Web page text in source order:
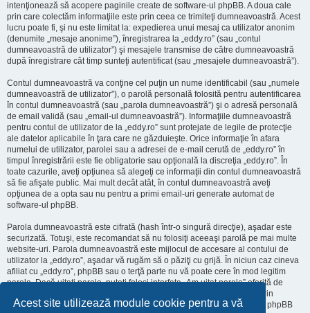
Acest site utilizează module cookie pentru a vă
intenţionează să acopere paginile create de software-ul phpBB. A doua cale
prin care colectăm informaţiile este prin ceea ce trimiteţi dumneavoastră. Acest
lucru poate fi, şi nu este limitat la: expedierea unui mesaj ca utilizator anonim
(denumite „mesaje anonime”), înregistrarea la „eddy.ro” (sau „contul
dumneavoastră de utilizator”) şi mesajele transmise de către dumneavoastră
după înregistrare cât timp sunteţi autentificat (sau „mesajele dumneavoastră”).
Contul dumneavoastră va conţine cel puţin un nume identificabil (sau „numele
dumneavoastră de utilizator”), o parolă personală folosită pentru autentificarea
în contul dumneavoastră (sau „parola dumneavoastră”) şi o adresă personală
de email validă (sau „email-ul dumneavoastră”). Informaţiile dumneavoastră
pentru contul de utilizator de la „eddy.ro” sunt protejate de legile de protecţie
ale datelor aplicabile în ţara care ne găzduieşte. Orice informaţie în afara
numelui de utilizator, parolei sau a adresei de e-mail cerută de „eddy.ro” în
timpul înregistrării este fie obligatorie sau opţională la discreţia „eddy.ro”. În
toate cazurile, aveţi opţiunea să alegeţi ce informaţii din contul dumneavoastră
să fie afişate public. Mai mult decât atât, în contul dumneavoastră aveţi
opţiunea de a opta sau nu pentru a primi email-uri generate automat de
software-ul phpBB.
Parola dumneavoastră este cifrată (hash într-o singură direcţie), aşadar este
securizată. Totuşi, este recomandat să nu folosiţi aceeaşi parolă pe mai multe
website-uri. Parola dumneavoastră este mijlocul de accesare al contului de
utilizator la „eddy.ro”, aşadar vă rugăm să o păziţi cu grijă. În niciun caz cineva
afiliat cu „eddy.ro”, phpBB sau o terţă parte nu vă poate cere în mod legitim
parola. Dacă uitaţi parola, puteţi folosi interfaţa „Am uitat parola” oferită de
software-ul phpBB. Această procedură vă va genera o nouă parolă prin
transmiterea numelui de utilizator şi a adresei email, apoi software-ul phpBB